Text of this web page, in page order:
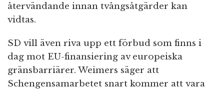
återvändande innan tvångsåtgärder kan
vidtas.
SD vill även riva upp ett förbud som finns i
dag mot EU-finansiering av europeiska
gränsbarriärer. Weimers säger att
Schengensamarbetet snart kommer att vara